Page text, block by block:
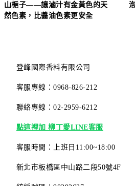
山梔子——讓滷汁有金黃色的天
然色素，比醬油色素更安全
登峰國際香料有限公司
客服專線：0968-826-212
聯絡專線：02-2959-6212
點這裡加 柳丁愛LINE客服
客服時間：上班日11:00~18:00
新北市板橋區中山路二段50號4F